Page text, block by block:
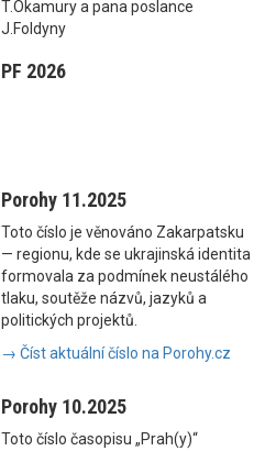
T.Okamury a pana poslance
J.Foldyny
PF 2026
Porohy 11.2025
Toto číslo je věnováno Zakarpatsku
— regionu, kde se ukrajinská identita
formovala za podmínek neustálého
tlaku, soutěže názvů, jazyků a
politických projektů.
→ Číst aktuální číslo na Porohy.cz
Porohy 10.2025
Toto číslo časopisu „Prah(y)“